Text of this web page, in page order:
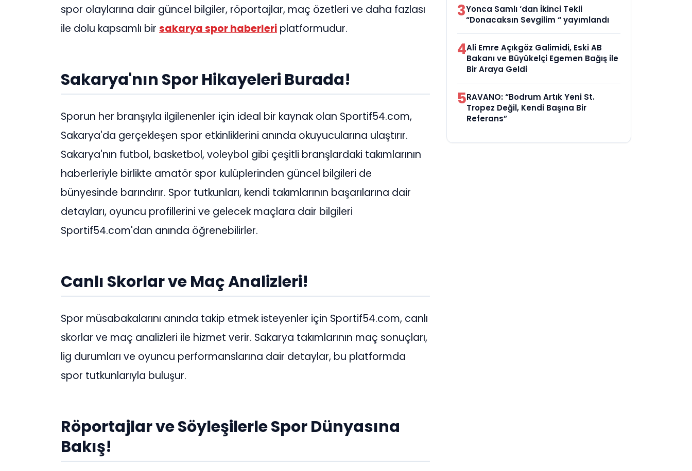
spor olaylarına dair güncel bilgiler, röportajlar, maç özetleri ve daha fazlası
ile dolu kapsamlı bir sakarya spor haberleri platformudur.
Sakarya'nın Spor Hikayeleri Burada!
Sporun her branşıyla ilgilenenler için ideal bir kaynak olan Sportif54.com,
Sakarya'da gerçekleşen spor etkinliklerini anında okuyucularına ulaştırır.
Sakarya'nın futbol, basketbol, voleybol gibi çeşitli branşlardaki takımlarının
haberleriyle birlikte amatör spor kulüplerinden güncel bilgileri de
bünyesinde barındırır. Spor tutkunları, kendi takımlarının başarılarına dair
detayları, oyuncu profillerini ve gelecek maçlara dair bilgileri
Sportif54.com'dan anında öğrenebilirler.
Canlı Skorlar ve Maç Analizleri!
Spor müsabakalarını anında takip etmek isteyenler için Sportif54.com, canlı
skorlar ve maç analizleri ile hizmet verir. Sakarya takımlarının maç sonuçları,
lig durumları ve oyuncu performanslarına dair detaylar, bu platformda
spor tutkunlarıyla buluşur.
Röportajlar ve Söyleşilerle Spor Dünyasına
Bakış!
3Yonca Samlı ‘dan İkinci Tekli
“Donacaksın Sevgilim “ yayımlandı
4Ali Emre Açıkgöz Galimidi, Eski AB
Bakanı ve Büyükelçi Egemen Bağış ile
Bir Araya Geldi
5RAVANO: “Bodrum Artık Yeni St.
Tropez Değil, Kendi Başına Bir
Referans”